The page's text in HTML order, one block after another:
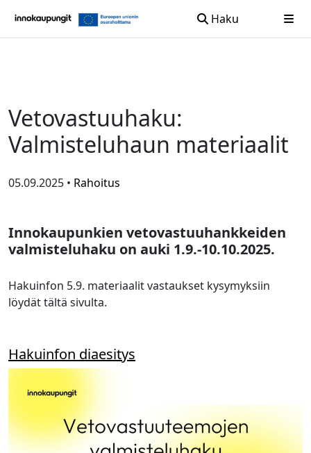
Haku
Vetovastuuhaku:
Valmisteluhaun materiaalit
05.09.2025 • Rahoitus
Innokaupunkien vetovastuuhankkeiden
valmisteluhaku on auki 1.9.-10.10.2025.
Hakuinfon 5.9. materiaalit vastaukset kysymyksiin
löydät tältä sivulta.
Hakuinfon diaesitys